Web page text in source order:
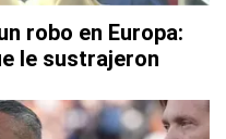
robo en Europa:
le sustrajeron